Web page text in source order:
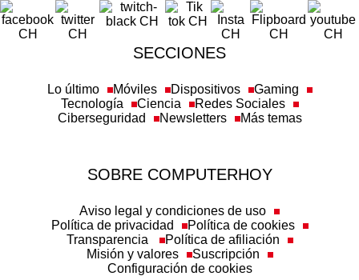
SECCIONES
Lo último Móviles Dispositivos
Gaming
Tecnología
Ciencia
Redes Sociales
Ciberseguridad
Newsletters Más temas
SOBRE COMPUTERHOY
Aviso legal y condiciones de uso
Política de privacidad
Política de cookies
Transparencia
Política de afiliación
Misión y valores
Suscripción
Configuración de cookies